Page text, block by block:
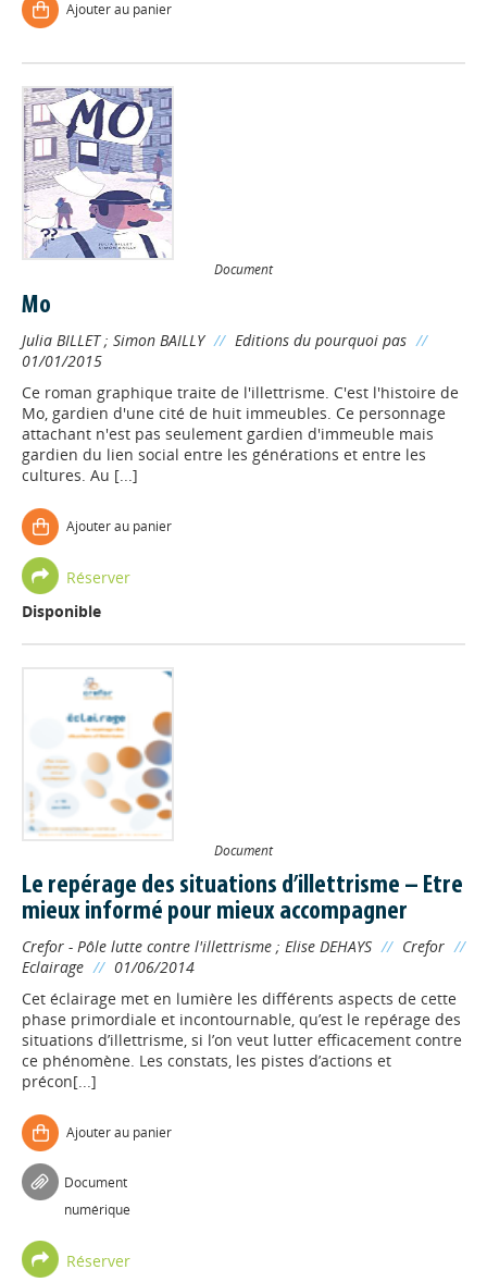
Ajouter au panier
Document
Mo
Julia BILLET; Simon BAILLY // Editions du pourquoi pas //
01/01/2015
Ce roman graphique traite de l'illettrisme. C'est l'histoire de
Mo, gardien d'une cité de huit immeubles. Ce personnage
attachant n'est pas seulement gardien d'immeuble mais
gardien du lien social entre les générations et entre les
cultures. Au [...]
Ajouter au panier
Réserver
Disponible
Document
Le repérage des situations d’illettrisme – Etre
mieux informé pour mieux accompagner
Crefor - Pôle lutte contre l'illettrisme ; Elise DEHAYS // Crefor //
Eclairage // 01/06/2014
Cet éclairage met en lumière les différents aspects de cette
phase primordiale et incontournable, qu’est le repérage des
situations d’illettrisme, si l’on veut lutter efficacement contre
ce phénomène. Les constats, les pistes d’actions et
précon[...]
Ajouter au panier
Document
numérique
Réserver
Appels à projets